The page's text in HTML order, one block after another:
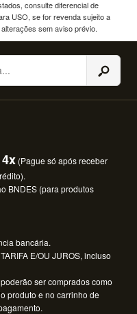
consulte diferencial de
USO, se for revenda sujeito a
sem aviso prévio.
4x (Pague só após receber
BNDES (para produtos
bancária.
E/OU JUROS, incluso
ser comprados como
produto e no carrinho de